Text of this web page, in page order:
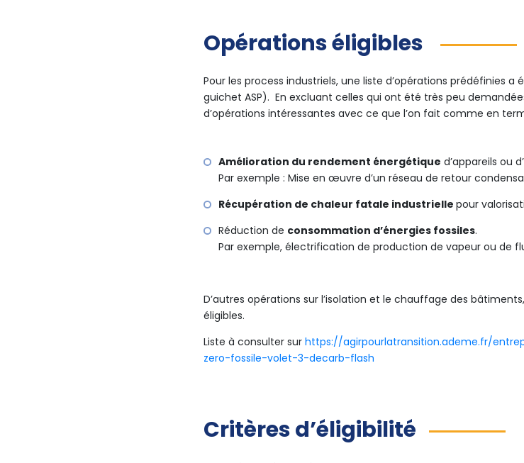
Opérations éligibles
Pour les process industriels, une liste d’opérations prédéfinies a
guichet ASP). En excluant celles qui ont été très peu
d’opérations intéressantes avec ce que l’on fait comme en
Amélioration du rendement énergétique d’appareils ou
Par exemple : Mise en œuvre d’un réseau de retour
Récupération de chaleur fatale industrielle pour
Réduction de consommation d’énergies fossiles.
Par exemple, électrification de production de vapeur ou de
D’autres opérations sur l’isolation et le chauffage des
éligibles.
Liste à consulter sur https://agirpourlatransition.ademe.fr/
zero-fossile-volet-3-decarb-flash
Critères d’éligibilité